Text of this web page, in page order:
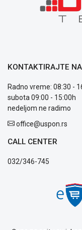
KONTAKTIRAJTE
Radno vreme: 08:30 -
subota 09:00 - 15:00h
nedeljom ne radimo
office@uspon.rs
CALL CENTER
032/346-745